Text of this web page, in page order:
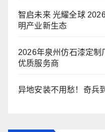
智启未来 光耀全球
明产业新生态
2026年泉州仿石漆定制
优质服务商
异地安装不用愁！奇兵